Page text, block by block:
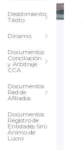
Desistimiento
Tácito
Dinamo
Documentos
Conciliación
y Arbitraje
CCA
Documentos
Red de
Afiliados
Documentos
Registro de
Entidades Sin
Ánimo de
Lucro